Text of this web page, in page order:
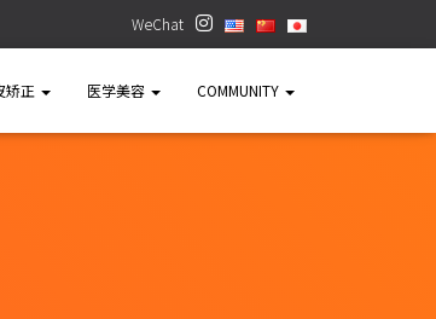
WeChat
矫正 医学美容 COMMUNITY